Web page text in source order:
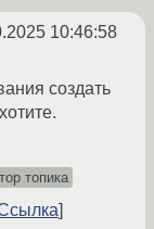
10:46:58
создать
топика